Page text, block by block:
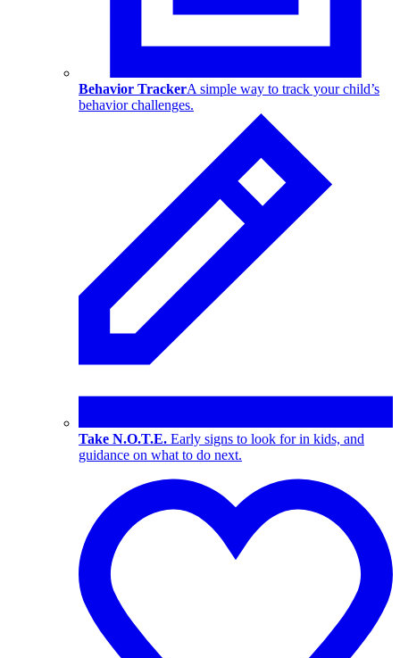
Behavior TrackerA simple way to track your child’s
behavior challenges.
Take N.O.T.E. Early signs to look for in kids, and
guidance on what to do next.